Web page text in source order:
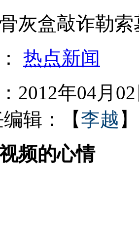
试点城市
点停车位饱和
州动情 最爱“小小鸟”
盒敲诈勒索
热点新闻
2012年04月
辑：【李越 】
频的心情